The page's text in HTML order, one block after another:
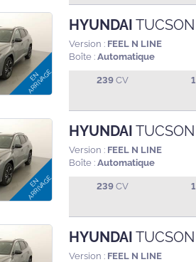
HYUNDAI TUCSON
Version : FEEL N LINE
Boîte : Automatique
239 CV 1
HYUNDAI TUCSON
Version : FEEL N LINE
Boîte : Automatique
239 CV 1
HYUNDAI TUCSON
Version : FEEL N LINE